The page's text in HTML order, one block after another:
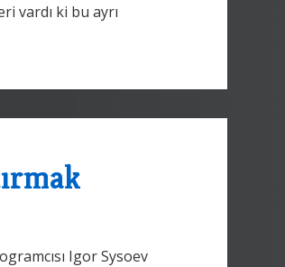
vardı ki bu ayrı
Igor Sysoev